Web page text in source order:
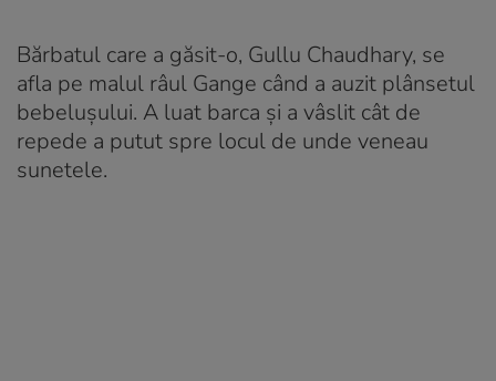
Bărbatul care a găsit-o, Gullu Chaudhary, se
afla pe malul râul Gange când a auzit plânsetul
bebelușului. A luat barca și a vâslit cât de
repede a putut spre locul de unde veneau
sunetele.